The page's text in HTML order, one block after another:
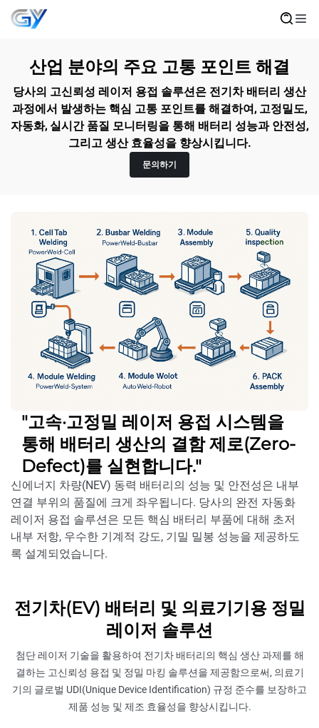
산업 분야의 주요 고통 포인트 해결
당사의 고신뢰성 레이저 용접 솔루션은 전기차 배터리 생산
과정에서 발생하는 핵심 고통 포인트를 해결하여, 고정밀도,
자동화, 실시간 품질 모니터링을 통해 배터리 성능과 안전성,
그리고 생산 효율성을 향상시킵니다.
문의하기
"고속·고정밀 레이저 용접 시스템을
통해 배터리 생산의 결함 제로(Zero-
Defect)를 실현합니다."
신에너지 차량(NEV) 동력 배터리의 성능 및 안전성은 내부
연결 부위의 품질에 크게 좌우됩니다. 당사의 완전 자동화
레이저 용접 솔루션은 모든 핵심 배터리 부품에 대해 초저
내부 저항, 우수한 기계적 강도, 기밀 밀봉 성능을 제공하도
록 설계되었습니다.
전기차(EV) 배터리 및 의료기기용 정밀
레이저 솔루션
첨단 레이저 기술을 활용하여 전기차 배터리의 핵심 생산 과제를 해
결하는 고신뢰성 용접 및 정밀 마킹 솔루션을 제공함으로써, 의료기
기의 글로벌 UDI(Unique Device Identification) 규정 준수를 보장하고
제품 성능 및 제조 효율성을 향상시킵니다.